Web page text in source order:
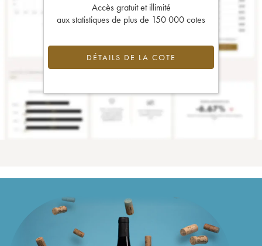
Accès gratuit et illimité
aux statistiques de plus de 150 000 cotes
DÉTAILS DE LA COTE